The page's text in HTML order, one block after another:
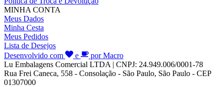
MINHA CONTA
Meus Dados
Minha Cesta
Meus Pedidos
Lista de Desejos
Desenvolvido com
e
por Macro
Lu Embalagens Comercial LTDA | CNPJ: 24.949.006/0001-78
Rua Frei Caneca, 558 - Consolação - São Paulo, São Paulo - CEP
01307000